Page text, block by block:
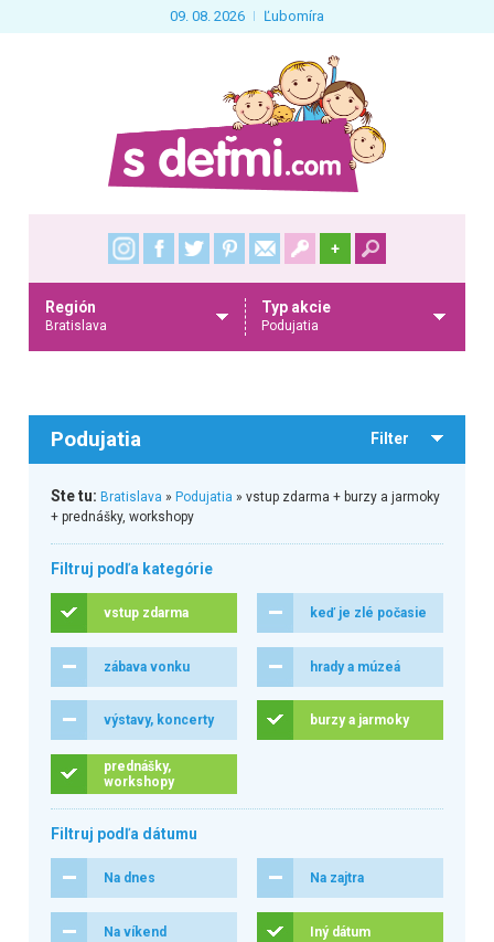
09. 08. 2026 Ľubomíra
+
Región
Bratislava
Typ akcie
Podujatia
Podujatia Filter
Ste tu: Bratislava » Podujatia » vstup zdarma + burzy a jarmoky
+ prednášky, workshopy
Filtruj podľa kategórie
vstup zdarma keď je zlé počasie
zábava vonku hrady a múzeá
výstavy, koncerty burzy a jarmoky
prednášky,
workshopy
Filtruj podľa dátumu
Na dnes Na zajtra
Na víkend Iný dátum